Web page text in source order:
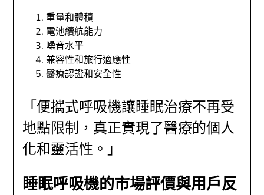
重量和體積
電池續航能力
噪音水平
兼容性和旅行適應性
醫療認證和安全性
「便攜式呼吸機讓睡眠治療不再受
地點限制，真正實現了醫療的個人
化和靈活性。」
睡眠呼吸機的市場評價與用戶反